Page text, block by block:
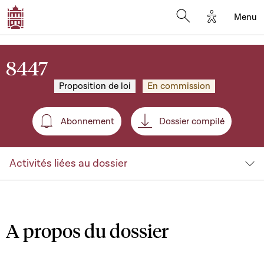
Options
Menu
8447
Proposition de loi En commission
Abonnement
Abonnement Dossier compilé
Activités liées au dossier
A propos du dossier